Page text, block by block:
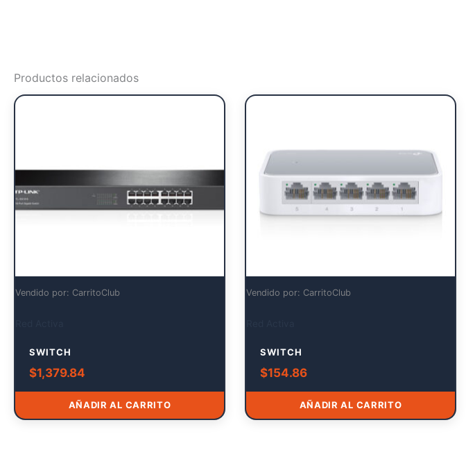
Productos relacionados
Vendido por: CarritoClub
SWITCH
$1,379.84
AÑADIR AL CARRITO
Vendido por: CarritoClub
SWITCH
$154.86
AÑADIR AL CARRITO